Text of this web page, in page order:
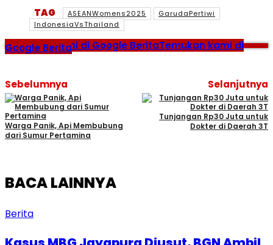
TAG ASEANWomens2025
GarudaPertiwi
IndonesiaVsThailand
Temukan kami di Google BeritaTemukan kami di
Google Berita
Sebelumnya
Warga Panik, Api Membubung
dari Sumur Pertamina
Selanjutnya
Tunjangan Rp30 Juta untuk
Dokter di Daerah 3T
BACA LAINNYA
Berita